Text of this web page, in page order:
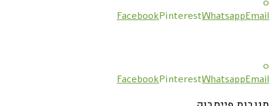
FacebookPinterestWhatsappEmail
0
FacebookPinterestWhatsappEmail